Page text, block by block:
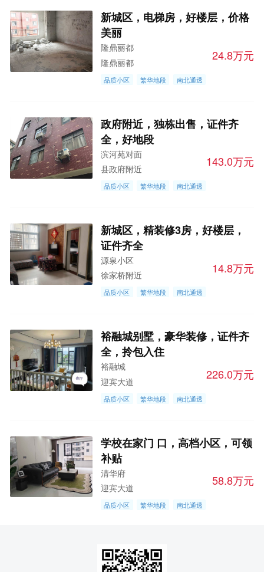
新城区，电梯房，好楼层，价格
美丽
隆鼎丽都
隆鼎丽都
24.8万元
品质小区 繁华地段 南北通透
政府附近，独栋出售，证件齐
全，好地段
滨河苑对面
县政府附近
143.0万元
品质小区 繁华地段 南北通透
新城区，精装修3房，好楼层，
证件齐全
源泉小区
徐家桥附近
14.8万元
品质小区 繁华地段 南北通透
裕融城别墅，豪华装修，证件齐
全，拎包入住
裕融城
迎宾大道
226.0万元
品质小区 繁华地段 南北通透
学校在家门 口，高档小区，可领
补贴
清华府
迎宾大道
58.8万元
品质小区 繁华地段 南北通透